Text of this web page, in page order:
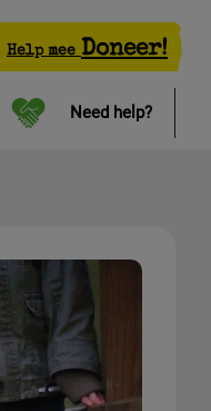
Help mee Doneer!
Need help?